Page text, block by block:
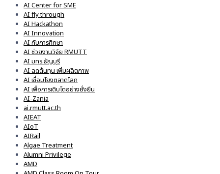
AI Center for SME
AI fly through
AI Hackathon
AI Innovation
AI กับการศึกษา
AI ช่วยงานวิจัย RMUTT
AI มทร.ธัญบุรี
AI ลดต้นทุน เพิ่มผลิตภาพ
AI เชื่อมโยงตลาดโลก
AI เพื่อการเติบโตอย่างยั่งยืน
AI-Zania
ai.rmutt.ac.th
AIEAT
AIoT
AIRail
Algae Treatment
Alumni Privilege
AMD